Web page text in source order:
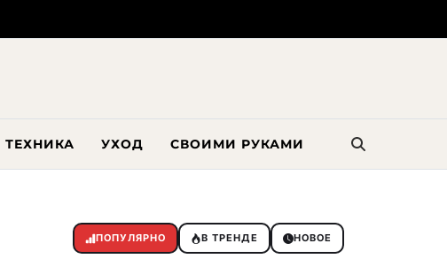
ТЕХНИКА УХОД СВОИМИ РУКАМИ
ПОПУЛЯРНО В ТРЕНДЕ НОВОЕ